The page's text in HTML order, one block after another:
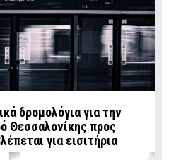
δρομολόγια για την
Θεσσαλονίκης προς
για εισιτήρια